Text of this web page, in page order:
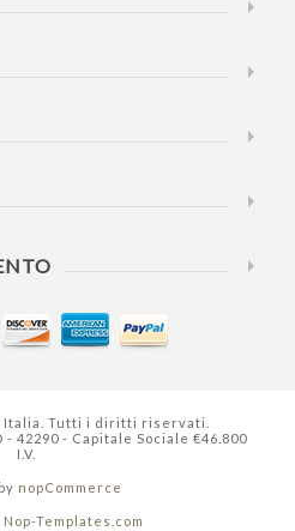
Italia. Tutti i diritti riservati.
- 42290 - Capitale Sociale €46.800
I.V.
nopCommerce
Nop-Templates.com